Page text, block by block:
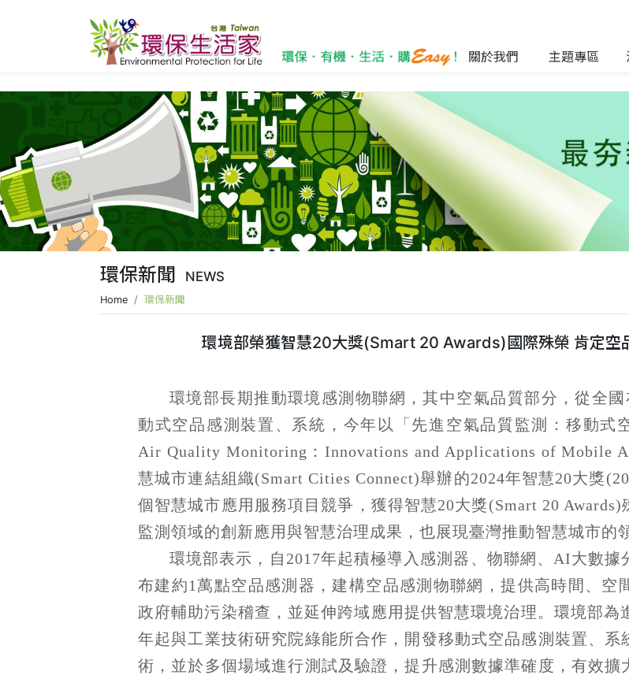
關於我們 主題專區
環保新聞 NEWS
Home 環保新聞
環境部榮獲智慧20大獎(Smart 20 Awards)國際殊榮 肯定空
環境部長期推動環境感測物聯網，其中空氣品質部分，從全
動式空品感測裝置、系統，今年以「先進空氣品質監測：移動式
Air Quality Monitoring：Innovations and Applications of Mobile
慧城市連結組織(Smart Cities Connect)舉辦的2024年智慧20大獎
個智慧城市應用服務項目競爭，獲得智慧20大獎(Smart 20
監測領域的創新應用與智慧治理成果，也展現臺灣推動智慧城市的
環境部表示，自2017年起積極導入感測器、物聯網、AI大數
布建約1萬點空品感測器，建構空品感測物聯網，提供高時間、空
政府輔助污染稽查，並延伸跨域應用提供智慧環境治理。環境部為
年起與工業技術研究院綠能所合作，開發移動式空品感測裝置、
術，並於多個場域進行測試及驗證，提升感測數據準確度，有效